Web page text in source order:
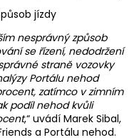
jízdy
nesprávný způsob
se řízení, nedodržení
straně vozovky
Portálu nehod
zatímco v zimním
podíl nehod kvůli
,“ uvádí Marek Sibal,
a Portálu nehod.